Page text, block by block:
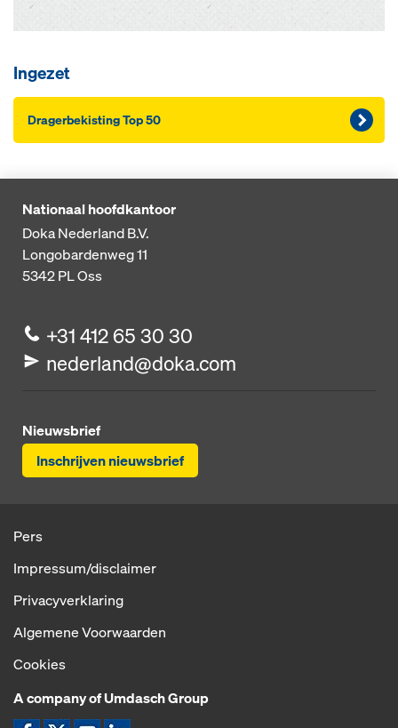
Ingezet
Dra­ger­be­kis­ting Top 50
Nationaal hoofdkantoor
Doka Nederland B.V.
Longobardenweg 11
5342 PLOss
+31 412 65 30 30
nederland@doka.com
Nieuwsbrief
Inschrijven nieuwsbrief
Pers
Impressum/disclaimer
Privacyverklaring
Algemene Voorwaarden
Cookies
A company of Umdasch Group